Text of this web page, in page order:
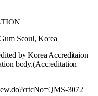
Seoul, Korea
by Korea Accreditaion
body.(Accreditation
3072